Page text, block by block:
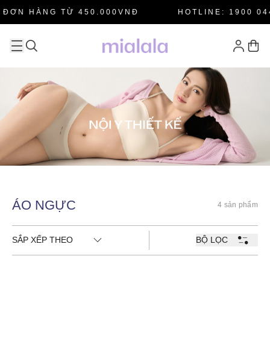
HÀNG TỪ 450.000VNĐ HOTLINE: 1900
ÁO NGỰC 4 sản phẩm
SẮP XẾP THEO BỘ LỌC